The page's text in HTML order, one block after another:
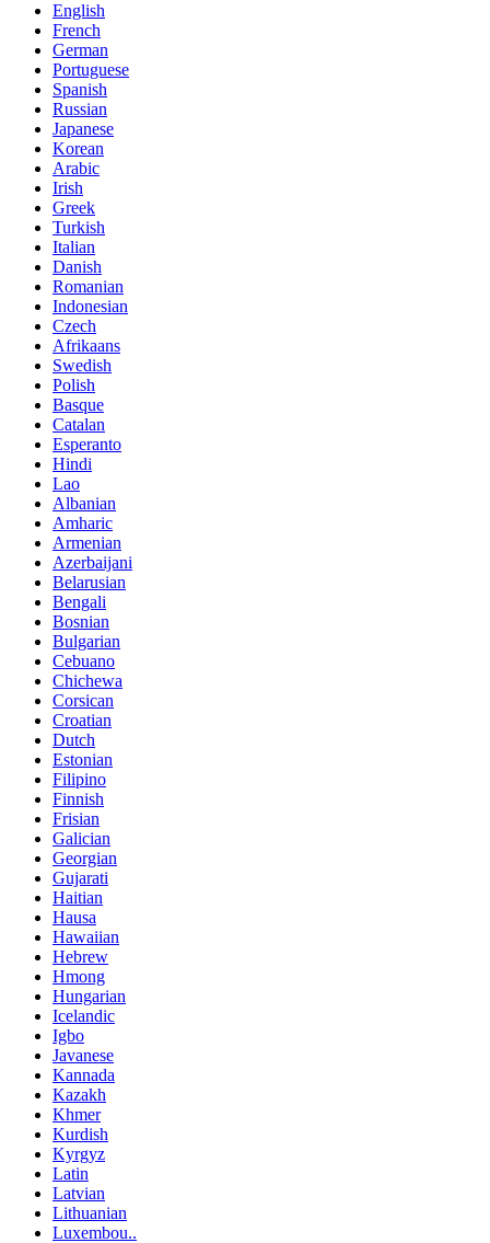
English
French
German
Portuguese
Spanish
Russian
Japanese
Korean
Arabic
Irish
Greek
Turkish
Italian
Danish
Romanian
Indonesian
Czech
Afrikaans
Swedish
Polish
Basque
Catalan
Esperanto
Hindi
Lao
Albanian
Amharic
Armenian
Azerbaijani
Belarusian
Bengali
Bosnian
Bulgarian
Cebuano
Chichewa
Corsican
Croatian
Dutch
Estonian
Filipino
Finnish
Frisian
Galician
Georgian
Gujarati
Haitian
Hausa
Hawaiian
Hebrew
Hmong
Hungarian
Icelandic
Igbo
Javanese
Kannada
Kazakh
Khmer
Kurdish
Kyrgyz
Latin
Latvian
Lithuanian
Luxembou..